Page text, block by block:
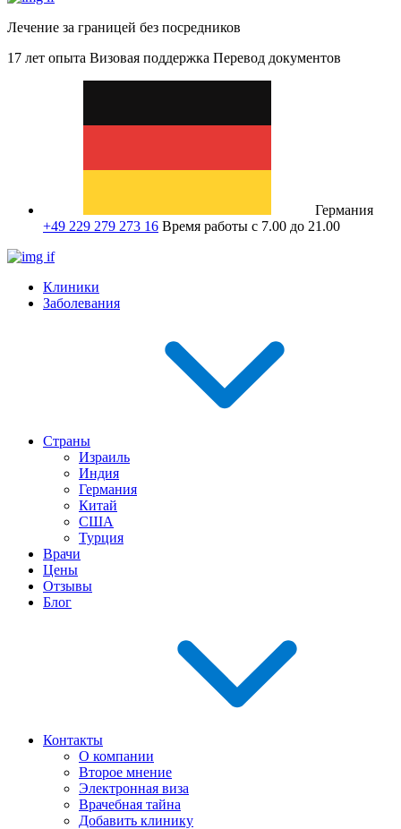
Лечение за границей без посредников
17 лет опыта Визовая поддержка Перевод документов
Германия
+49 229 279 273 16 Время работы с 7.00 до 21.00
Клиники
Заболевания
Страны
Израиль
Индия
Германия
Китай
США
Турция
Врачи
Цены
Отзывы
Блог
Контакты
О компании
Второе мнение
Электронная виза
Врачебная тайна
Добавить клинику